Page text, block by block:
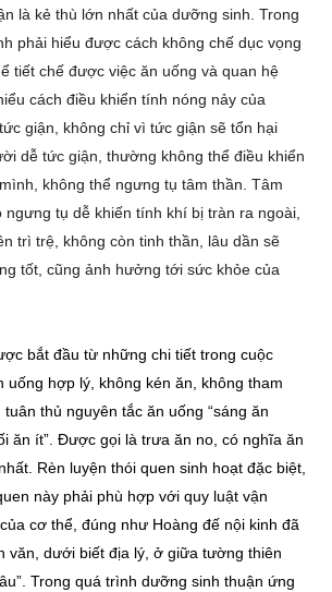
là kẻ thù lớn nhất của dưỡng sinh. Trong
phải hiểu được cách không chế dục vọng
tiết chế được việc ăn uống và quan hệ
cách điều khiển tính nóng nảy của
giận, không chỉ vì tức giận sẽ tổn hại
dễ tức giận, thường không thể điều khiển
không thể ngưng tụ tâm thần. Tâm
ngưng tụ dễ khiến tính khí bị tràn ra ngoài,
trì trệ, không còn tinh thần, lâu dần sẽ
tốt, cũng ảnh hưởng tới sức khỏe của
bắt đầu từ những chi tiết trong cuộc
uống hợp lý, không kén ăn, không tham
thủ nguyên tắc ăn uống “sáng ăn
ăn ít”. Được gọi là trưa ăn no, có nghĩa ăn
Rèn luyện thói quen sinh hoạt đặc biệt,
này phải phù hợp với quy luật vận
cơ thể, đúng như Hoàng đế nội kinh đã
văn, dưới biết địa lý, ở giữa tường thiên
Trong quá trình dưỡng sinh thuận ứng